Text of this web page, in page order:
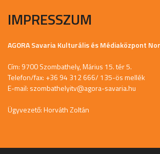
IMPRESSZUM
AGORA Savaria Kulturális és Médiaközpont
Cím: 9700 Szombathely, Márius 15. tér 5.
Telefon/fax: +36 94 312 666/ 135-ös mellék
E-mail: szombathelyitv@agora-savaria.hu
Ügyvezető: Horváth Zoltán